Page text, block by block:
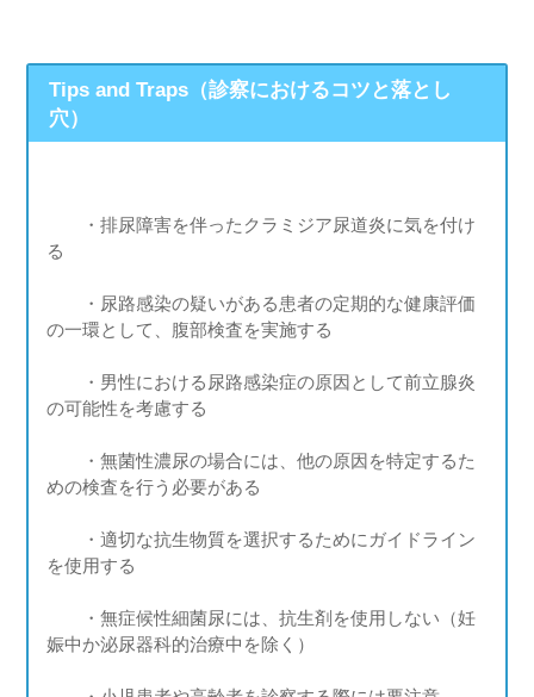
Tips and Traps（診察におけるコツと落とし
穴）
・排尿障害を伴ったクラミジア尿道炎に気を付け
る
・尿路感染の疑いがある患者の定期的な健康評価
の一環として、腹部検査を実施する
・男性における尿路感染症の原因として前立腺炎
の可能性を考慮する
・無菌性濃尿の場合には、他の原因を特定するた
めの検査を行う必要がある
・適切な抗生物質を選択するためにガイドライン
を使用する
・無症候性細菌尿には、抗生剤を使用しない（妊
娠中か泌尿器科的治療中を除く）